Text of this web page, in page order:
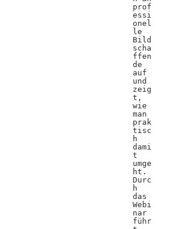
prof
essi
onel
le
Bild
scha
ffen
de
auf
und
zeig
t,
wie
man
prak
tisc
h
dami
t
umge
ht.
Durc
h
das
Webi
nar
führ